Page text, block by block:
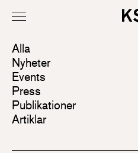
Alla
Nyheter
Events
Press
Publikationer
Artiklar